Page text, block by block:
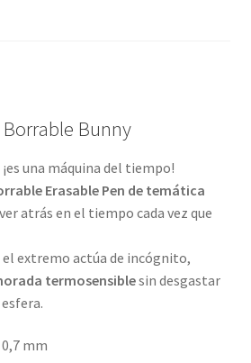
Bunny
una máquina del tiempo!
Erasable Pen de temática
atrás en el tiempo cada vez que
el extremo actúa de incógnito,
termosensiblesin desgastar
mm